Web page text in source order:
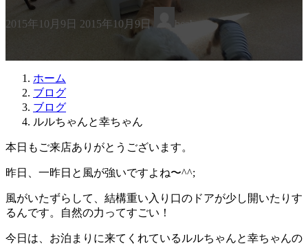
2015年10月9日 終
2015年10月9日 beabea
ホーム
ブログ
ブログ
ルルちゃんと幸ちゃん
本日もご来店ありがとうございます。
昨日、一昨日と風が強いですよね〜^^;
風がいたずらして、結構重い入り口のドアが少し開いたりす
るんです。自然の力ってすごい！
今日は、お泊まりに来てくれているルルちゃんと幸ちゃんの